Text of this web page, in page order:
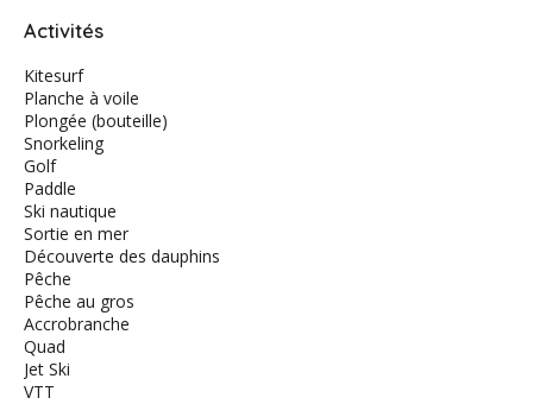
Activités
Kitesurf
Planche à voile
Plongée (bouteille)
Snorkeling
Golf
Paddle
Ski nautique
Sortie en mer
Découverte des dauphins
Pêche
Pêche au gros
Accrobranche
Quad
Jet Ski
VTT